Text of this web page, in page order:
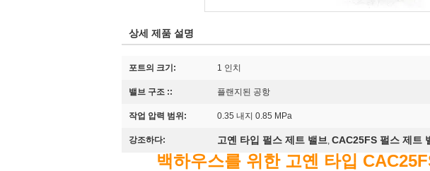
상세 제품 설명
포트의 크기: 1 인치
밸브 구조 :: 플랜지된 공항
작업 압력 범위: 0.35 내지 0.85 MPa
강조하다: 고옌 타입 펄스 제트 밸브, CAC25FS 펄스 제트
백하우스를 위한 고옌 타입